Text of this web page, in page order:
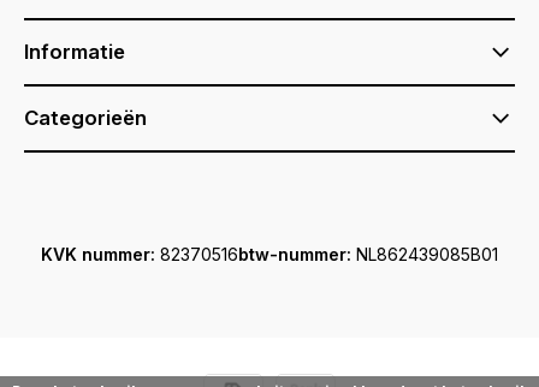
Informatie
Categorieën
KVK nummer: 82370516btw-nummer: NL862439085B01